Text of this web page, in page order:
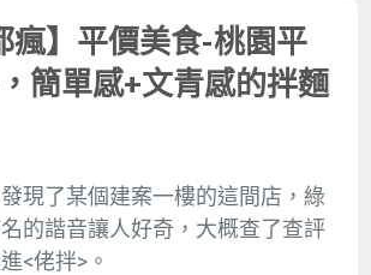
瘋】平價美食-桃園平
簡單感+文青感的拌麵
現了某個建案一樓的這間店，綠
的諧音讓人好奇，大概查了查評
<佬拌>。